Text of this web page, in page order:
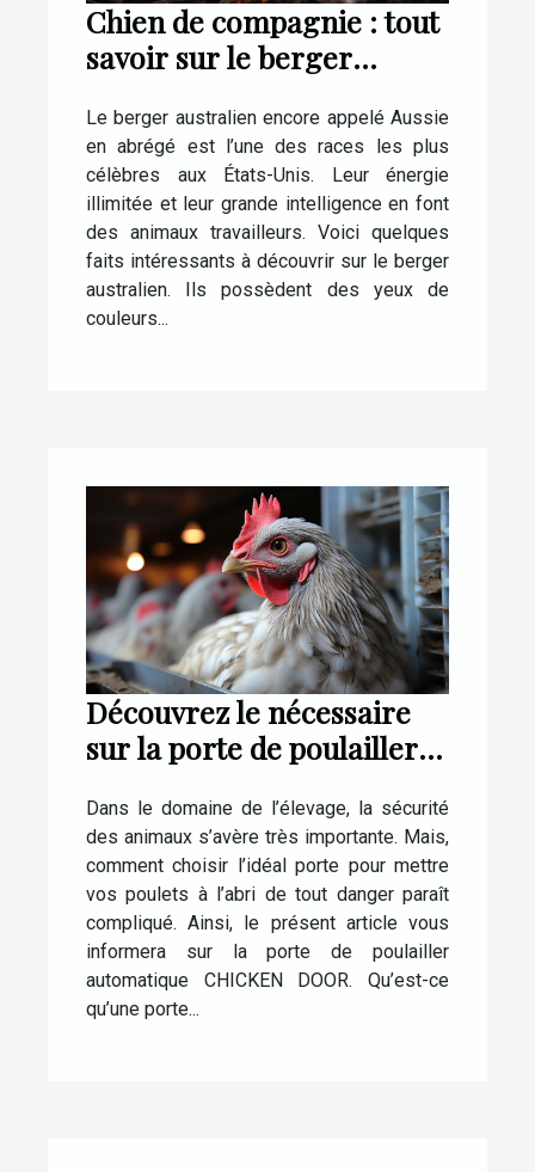
Chien de compagnie : tout
savoir sur le berger
Le berger australien encore appelé Aussie
en abrégé est l’une des races les plus
célèbres aux États-Unis. Leur énergie
illimitée et leur grande intelligence en font
des animaux travailleurs. Voici quelques
faits intéressants à découvrir sur le berger
australien. Ils possèdent des yeux de
couleurs...
Découvrez le nécessaire
sur la porte de poulailler
DOOR
Dans le domaine de l’élevage, la sécurité
des animaux s’avère très importante. Mais,
comment choisir l’idéal porte pour mettre
vos poulets à l’abri de tout danger paraît
compliqué. Ainsi, le présent article vous
informera sur la porte de poulailler
automatique CHICKEN DOOR. Qu’est-ce
qu’une porte...